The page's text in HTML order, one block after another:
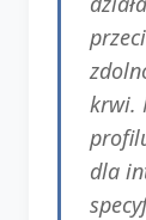
krwi.
dla